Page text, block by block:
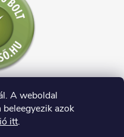
A weboldal
azok
itt.